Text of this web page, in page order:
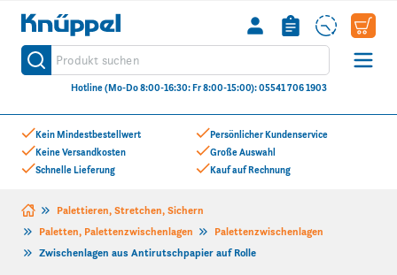
Kein Mindestbestellwert
Keine Versandkosten
Schnelle Lieferung
Persönlicher Kundenservice
Große Auswahl
Kauf auf Rechnung
Knüppel
Produkt suchen
Suche
Hotline (Mo-Do 8:00-16:30: Fr 8:00-15:00): 05541 706 1903
Zum Inhalt springen
Palettieren, Stretchen, Sichern
Paletten, Palettenzwischenlagen
Palettenzwischenlagen
Zwischenlagen aus Antirutschpapier auf Rolle